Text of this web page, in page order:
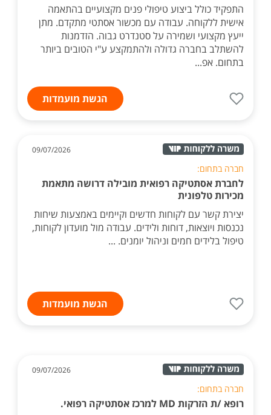
התפקיד כולל ביצוע טיפולי פנים מקצועיים בהתאמה
אישית ללקוחה. עבודה עם מכשור אסתטי מתקדם. מתן
ייעץ מקצועי ושמירה על סטנדרט גבוה. הזדמנות
להשתלב בחברה גדולה ולהתמקצע ע"י הטובים ביותר
בתחום. אפ...
הגשת מועמדות
09/07/2026
חברה בתחום:
לחברת אסתטיקה רפואית מובילה דרושה מתאמת
מכירות טלפונית
יצירת קשר עם לקוחות חדשים וקיימים באמצעות שיחות
נכנסות ויוצאות, דוחות ולידים. עבודה מול מועדון לקוחות,
טיפול בלידים חמים וניהול יומנים. ...
הגשת מועמדות
09/07/2026
חברה בתחום:
רופא /ת הזרקות MD למרכז אסתטיקה רפואי.